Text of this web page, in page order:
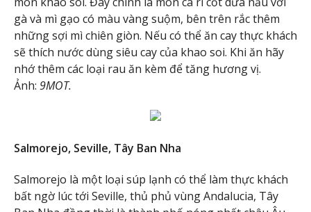
gà và mì gạo có màu vàng suộm, bên trên rắc thêm
những sợi mì chiên giòn. Nếu có thể ăn cay thực khách
sẽ thích nước dùng siêu cay của khao soi. Khi ăn hãy
nhớ thêm các loại rau ăn kèm để tăng hương vị.
Ảnh: 9MOT.
Salmorejo, Seville, Tây Ban Nha
Salmorejo là một loại súp lạnh có thể làm thực khách
bất ngờ lúc tới Seville, thủ phủ vùng Andalucia, Tây